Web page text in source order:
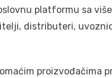
platformu sa
distributeri,
proizvođačima